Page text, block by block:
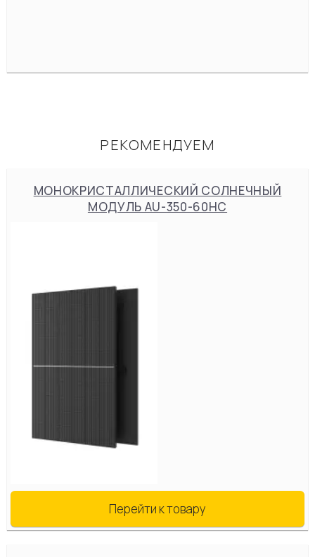
РЕКОМЕНДУЕМ
МОНОКРИСТАЛЛИЧЕСКИЙ СОЛНЕЧНЫЙ
МОДУЛЬ AU-350-60HC
Перейти к товару